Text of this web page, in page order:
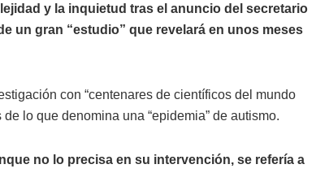
y la inquietud tras el anuncio del secretario
un gran “estudio” que revelará en unos meses
con “centenares de científicos del mundo
lo que denomina una “epidemia” de autismo.
no lo precisa en su intervención, se refería a